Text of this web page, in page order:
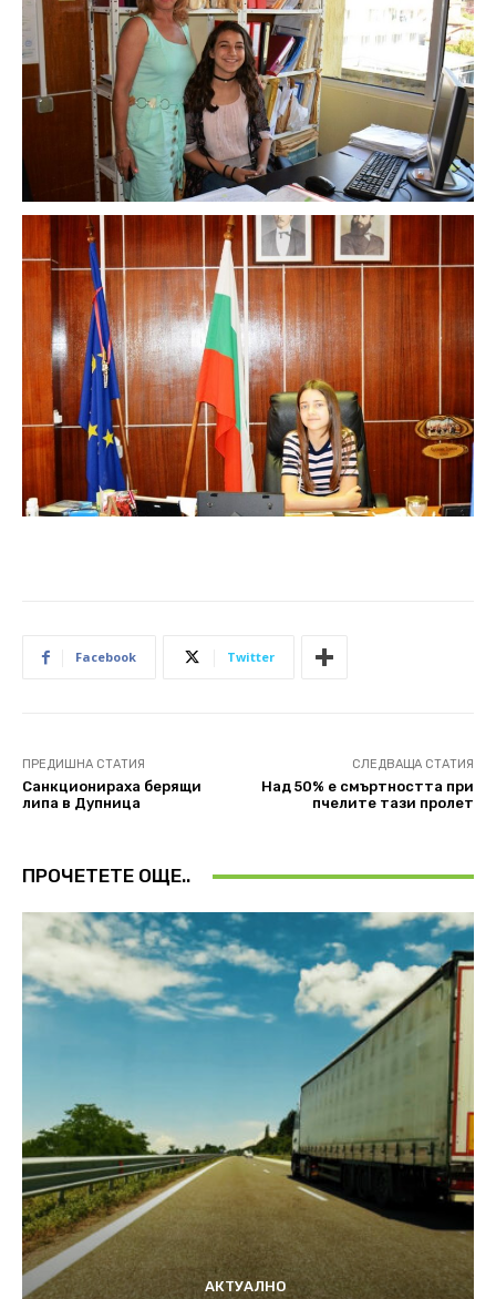
Facebook Twitter
ПРЕДИШНА СТАТИЯ
Санкционираха берящи
липа в Дупница
СЛЕДВАЩА СТАТИЯ
Над 50% е смъртността при
пчелите тази пролет
ПРОЧЕТЕТЕ ОЩЕ..
АКТУАЛНО